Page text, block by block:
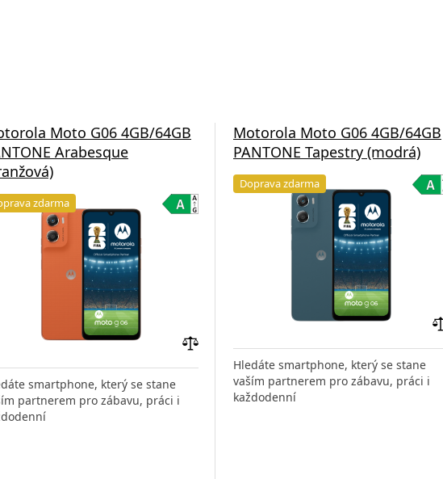
Moto G06 4GB/64GB
Arabesque
zdarma
porovnání
smartphone, který se stane
partnerem pro zábavu, práci i
Motorola Moto G06 4GB/64GB
PANTONE Tapestry (modrá)
Doprava zdarma
Hledáte smartphone, který se stane
vaším partnerem pro zábavu, práci i
každodenní